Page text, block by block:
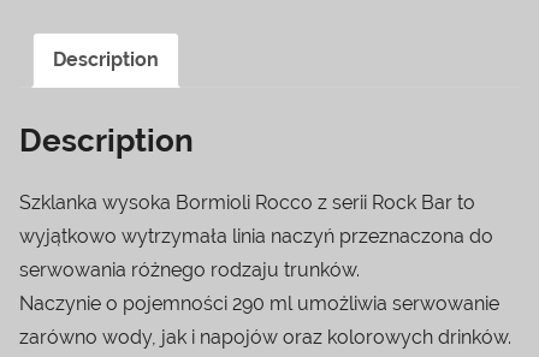
Description
Description
Szklanka wysoka Bormioli Rocco z serii Rock Bar to
wyjątkowo wytrzymała linia naczyń przeznaczona do
serwowania różnego rodzaju trunków.
Naczynie o pojemności 290 ml umożliwia serwowanie
zarówno wody, jak i napojów oraz kolorowych drinków.